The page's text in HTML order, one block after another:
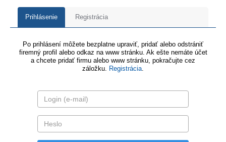
Prihlásenie Registrácia
Po prihlásení môžete bezplatne upraviť, pridať alebo odstrániť
firemný profil alebo odkaz na www stránku. Ak ešte nemáte účet
a chcete pridať firmu alebo www stránku, pokračujte cez
záložku. Registrácia.